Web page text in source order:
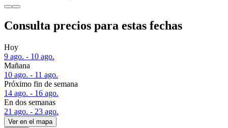
Consulta precios para estas fechas
Hoy
9 ago. - 10 ago.
Mañana
10 ago. - 11 ago.
Próximo fin de semana
14 ago. - 16 ago.
En dos semanas
21 ago. - 23 ago.
Ver en el mapa